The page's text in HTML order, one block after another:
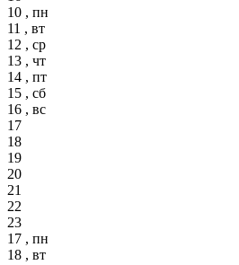
10 , пн
11 , вт
12 , ср
13 , чт
14 , пт
15 , сб
16 , вс
17
18
19
20
21
22
23
17 , пн
18 , вт